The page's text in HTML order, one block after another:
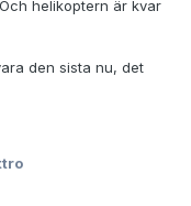
Och helikoptern är kvar
den sista nu, det